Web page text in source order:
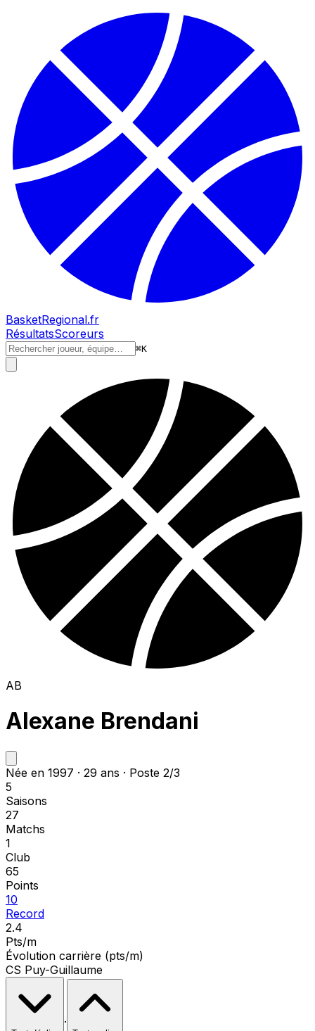
BasketRegional.fr
RésultatsScoreurs
⌘K
AB
Alexane Brendani
Née en 1997 · 29 ans · Poste 2/3
5
Saisons
27
Matchs
1
Club
65
Points
10
Record
2.4
Pts/m
Évolution carrière (pts/m)
CS Puy-Guillaume
·